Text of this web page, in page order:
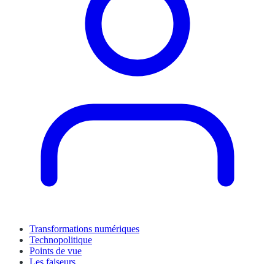
Transformations numériques
Technopolitique
Points de vue
Les faiseurs